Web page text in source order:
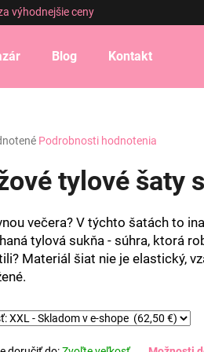
výhodnejšie ceny
Blog Kontakt
Podrobnosti hodnotenia
tylové šaty
večera? V týchto šatách to
tylová sukňa - súhra, ktorá
Materiál šiat nie je elastický,